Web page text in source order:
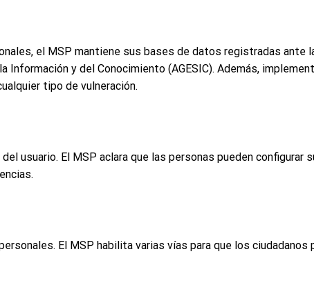
el MSP mantiene sus bases de datos registradas ante
y del Conocimiento (AGESIC). Además,
tipo de vulneración.
usuario. El MSP aclara que las personas pueden configurar
El MSP habilita varias vías para que los ciudadanos